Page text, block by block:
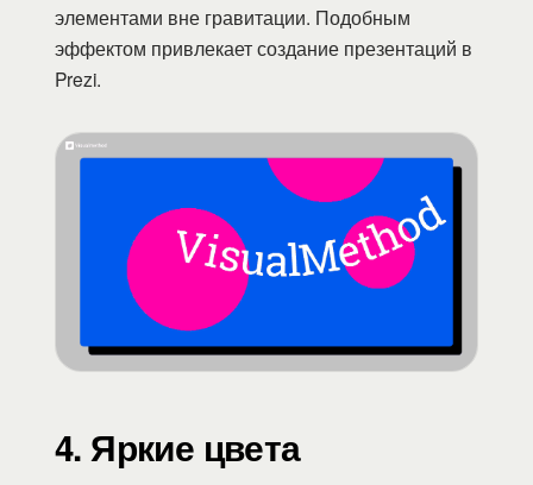
элементами вне гравитации. Подобным
эффектом привлекает создание презентаций в
Prezi.
4. Яркие цвета